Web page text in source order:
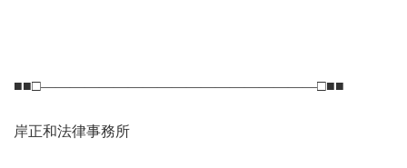
■■□―――――――――――――――――――□■■
岸正和法律事務所